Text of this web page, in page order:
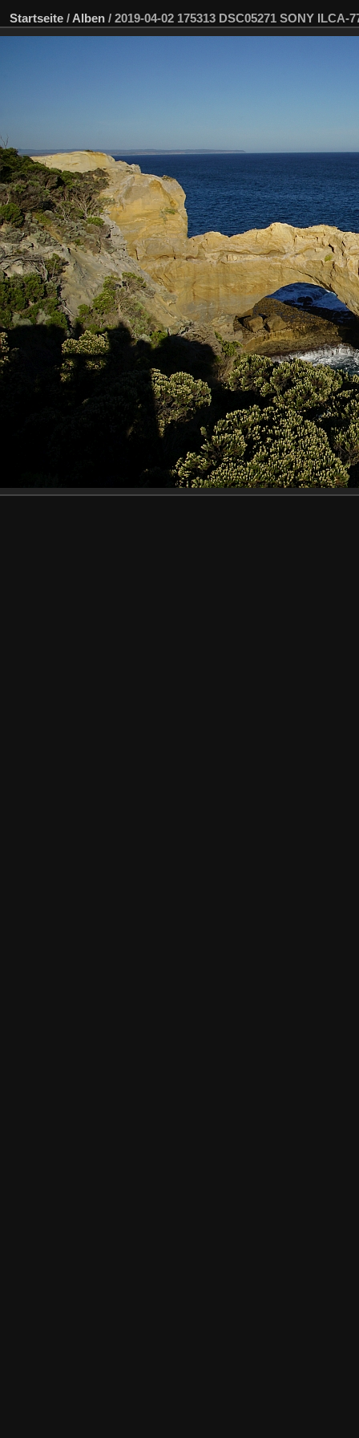
Startseite / Alben / 2019-04-02 175313 DSC05271 SONY ILCA-